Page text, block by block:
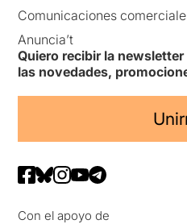
Comunicaciones
Anuncia’t
Quiero recibir la
las novedades,
Con el apoyo de